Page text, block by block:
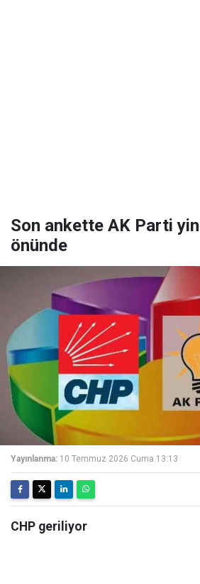
Son ankette AK Parti
önünde
Yayınlanma: 10 Temmuz 2026 Cuma 13:13
CHP geriliyor